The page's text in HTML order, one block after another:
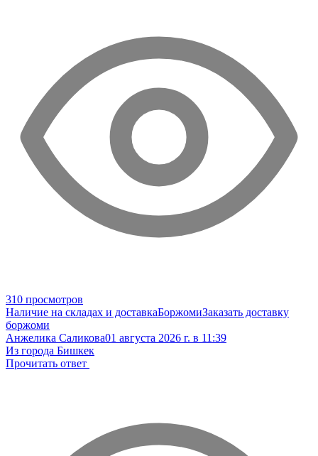
310 просмотров
Наличие на складах и доставкаБоржомиЗаказать доставку
боржоми
Анжелика Саликова01 августа 2026 г. в 11:39
Из города Бишкек
Прочитать ответ